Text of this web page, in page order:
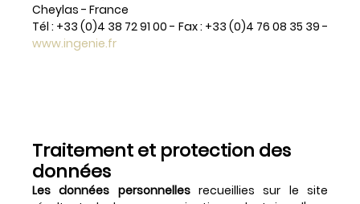
Cheylas - France
Tél : +33 (0)4 38 72 91 00 - Fax : +33 (0)4 76 08 35 39 -
www.ingenie.fr
Traitement et protection des
données
Les données personnellesrecueillies sur le site